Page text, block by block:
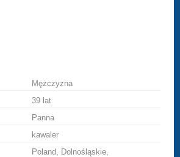
Mężczyzna
39 lat
Panna
kawaler
Poland, Dolnośląskie,